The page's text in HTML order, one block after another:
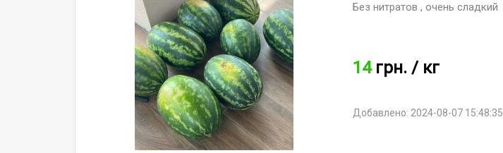
Без нитратов , очень сладкий
14 грн./ кг
Добавлено: 2024-08-07 15:48:35